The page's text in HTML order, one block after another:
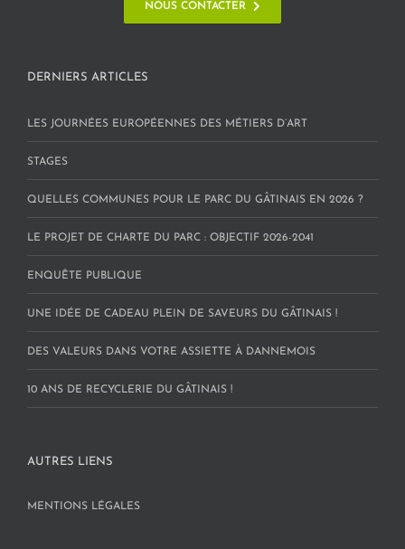
NOUS CONTACTER
DERNIERS ARTICLES
LES JOURNÉES EUROPÉENNES DES MÉTIERS D’ART
STAGES
QUELLES COMMUNES POUR LE PARC DU GÂTINAIS EN 2026 ?
LE PROJET DE CHARTE DU PARC : OBJECTIF 2026-2041
ENQUÊTE PUBLIQUE
UNE IDÉE DE CADEAU PLEIN DE SAVEURS DU GÂTINAIS !
DES VALEURS DANS VOTRE ASSIETTE À DANNEMOIS
10 ANS DE RECYCLERIE DU GÂTINAIS !
AUTRES LIENS
MENTIONS LÉGALES